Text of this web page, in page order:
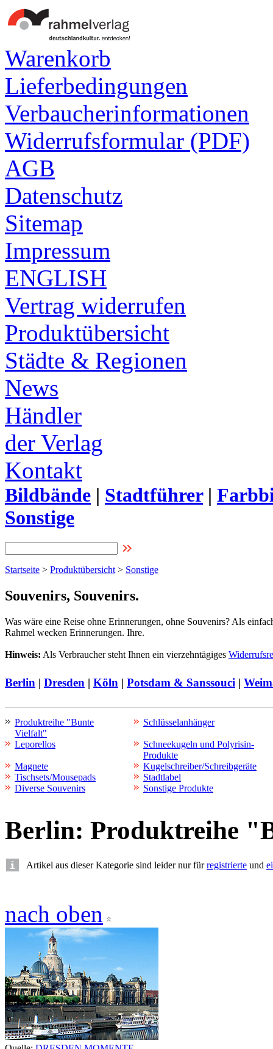
Warenkorb
Lieferbedingungen
Verbaucherinformationen
Widerrufsformular (PDF)
AGB
Datenschutz
Sitemap
Impressum
ENGLISH
Vertrag widerrufen
Produktübersicht
Städte & Regionen
News
Händler
der Verlag
Kontakt
Bildbände | Stadtführer|
Sonstige
Startseite > Produktübersicht > Sonstige
Souvenirs, Souvenirs.
Was wäre eine Reise ohne Erinnerungen, ohne Souvenirs? Als
Rahmel wecken Erinnerungen. Ihre.
Hinweis: Als Verbraucher steht Ihnen ein vierzehntägiges
Berlin | Dresden | Köln | Potsdam & Sanssouci |
Produktreihe "Bunte
Vielfalt"
Schlüsselanhänger
Leporellos
Schneekugeln und Polyrisin-
Produkte
Magnete
Kugelschreiber/Schreibgeräte
Tischsets/Mousepads
Stadtlabel
Diverse Souvenirs
Sonstige Produkte
Berlin: Produktreihe
Artikel aus dieser Kategorie sind leider nur fürregistrierte und
nach oben